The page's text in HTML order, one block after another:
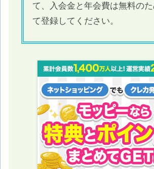
て、入会金と年会費は無料の
て登録してください。